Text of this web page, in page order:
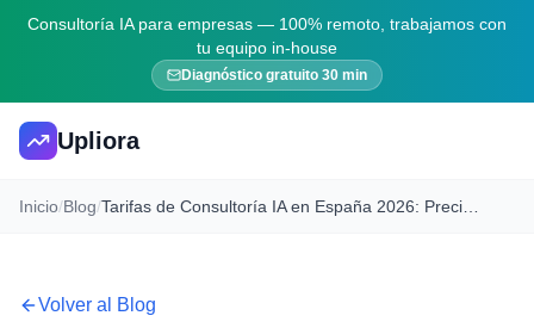
Consultoría IA para empresas — 100% remoto, trabajamos con
tu equipo in-house
Diagnóstico gratuito 30 min
Upliora
Inicio/Blog/
Volver al Blog